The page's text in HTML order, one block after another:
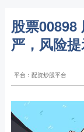
股票00898
严，风险
平台：配资炒股平台